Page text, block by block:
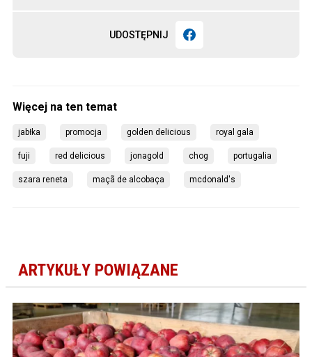
UDOSTĘPNIJ
jabłka promocja golden delicious royal gala
fuji red delicious jonagold chog portugalia
szara reneta maçã de alcobaça mcdonald's
ARTYKUŁY POWIĄZANE